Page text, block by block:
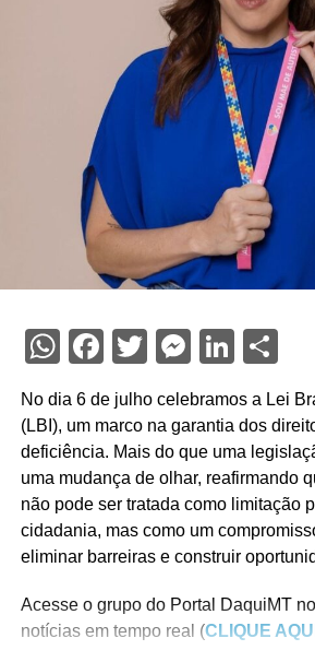
WhatsApp
Facebook
Twitter
No dia 6 de julho celebramos a Lei
(LBI), um marco na garantia dos
deficiência. Mais do que uma
uma mudança de olhar, reafirmando
não pode ser tratada como limitação
cidadania, mas como um
eliminar barreiras e construir
Acesse o grupo do Portal DaquiMT
notícias em tempo real (CLIQUE